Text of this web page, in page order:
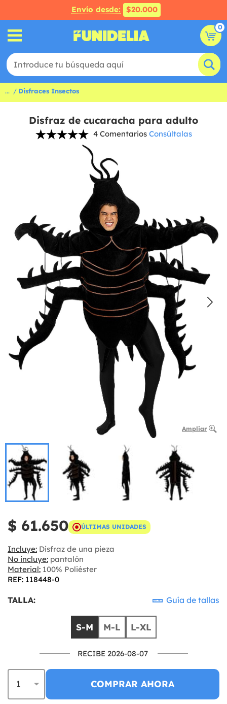
Envío desde: $20.000
0
... Disfraces Insectos
Disfraz de cucaracha para adulto
4 Comentarios Consúltalas
Ampliar
$ 61.650 ÚLTIMAS UNIDADES
Incluye: Disfraz de una pieza
No incluye: pantalón
Material: 100% Poliéster
REF: 118448-0
TALLA: Guía de tallas
S-M M-L L-XL
RECIBE 2026-08-07
COMPRAR AHORA